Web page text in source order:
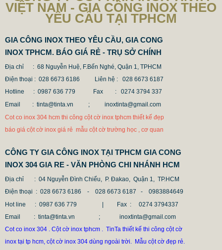
CỘT INOX 304 NÂNG HẠ
685.700 VNĐ865.700 VNĐ
VIỆT NAM - GIA CÔNG INOX THEO
YÊU CẦU TẠI TPHCM
GIA CÔNG INOX THEO YÊU CẦU, GIA CONG
INOX TPHCM. BÁO GIÁ RẺ - TRỤ SỞ CHÍNH
Địa chỉ : 68 Nguyễn Huệ, F.Bến Nghé, Quận 1, TPHCM
Điện thoại : 028 6673 6186
Liên hệ : 028 6673 6187
Hotline : 0987 636 779 Fax
: 0274 3794 337
Email : tinta@tinta.vn ;
inoxtinta@gmail.com
Cot co inox 304 hcm thi công cột cờ inox tphcm thiết kế đẹp
báo giá cột cờ inox giá rẻ mẫu cột cờ trường học , cơ quan
CÔNG TY GIA CÔNG INOX TẠI TPHCM GIA CONG
INOX 304 GIA RE - VĂN PHÒNG CHI NHÁNH HCM
Địa chỉ
: 04 Nguyễn Đình Chiểu, P. Đakao, Quận 1, TP.HCM
Điện thoại : 028 6673 6186 - 028 6673 6187 -
0983884649
Hot line
: 0987 636 779 | Fax :
0274 3794337
Email
: tinta@tinta.vn ; inoxtinta@gmail.com
Cot co inox 304 . Cột cờ inox tphcm . TinTa thiết kế thi công cột cờ
inox tại tp hcm, cột cờ inox 304 dùng ngoài trời. Mẫu cột cờ đẹp rẻ.